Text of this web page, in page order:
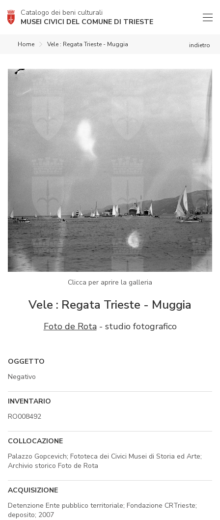
Catalogo dei beni culturali
MUSEI CIVICI DEL COMUNE DI TRIESTE
indietro
Home Vele : Regata Trieste - Muggia
Clicca per aprire la galleria
Vele : Regata Trieste - Muggia
Foto de Rota- studio fotografico
OGGETTO
Negativo
INVENTARIO
RO008492
COLLOCAZIONE
Palazzo Gopcevich; Fototeca dei Civici Musei di Storia ed Arte;
Archivio storico Foto de Rota
ACQUISIZIONE
Detenzione Ente pubblico territoriale; Fondazione CRTrieste;
deposito; 2007